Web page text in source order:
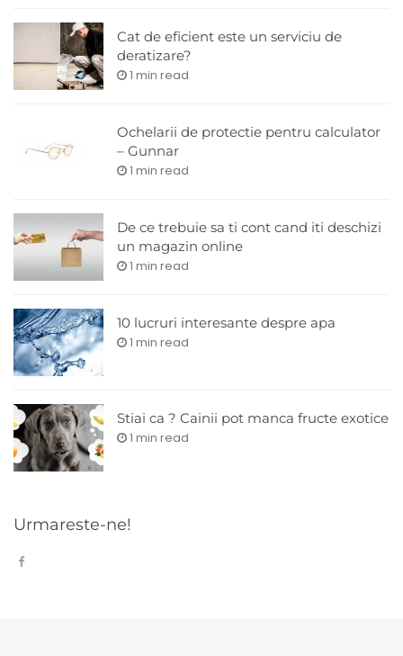
Cat de eficient este un serviciu de
deratizare?
1 min read
Ochelarii de protectie pentru calculator
– Gunnar
1 min read
De ce trebuie sa ti cont cand iti deschizi
un magazin online
1 min read
10 lucruri interesante despre apa
1 min read
Stiai ca ? Cainii pot manca fructe exotice
1 min read
Urmareste-ne!